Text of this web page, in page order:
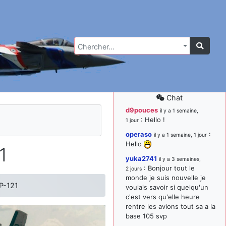
Chercher…
121
Chat
d9pouces il y a 1 semaine,
1 jour : Hello !
operaso il y a 1 semaine, 1 jour :
Hello
yuka2741 il y a 3 semaines,
2 jours : Bonjour tout le
monde je suis nouvelle je
voulais savoir si quelqu'un
c'est vers qu'elle heure
rentre les avions tout sa a la
base 105 svp